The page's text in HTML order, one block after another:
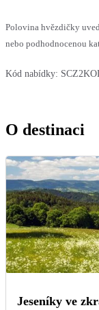
Polovina hvězdičky
nebo podhodnocenou
Kód nabídky:
O destinaci
Jeseníky ve